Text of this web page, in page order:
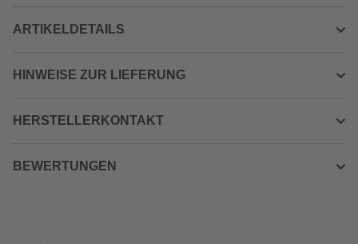
ARTIKELDETAILS
HINWEISE ZUR LIEFERUNG
HERSTELLERKONTAKT
BEWERTUNGEN